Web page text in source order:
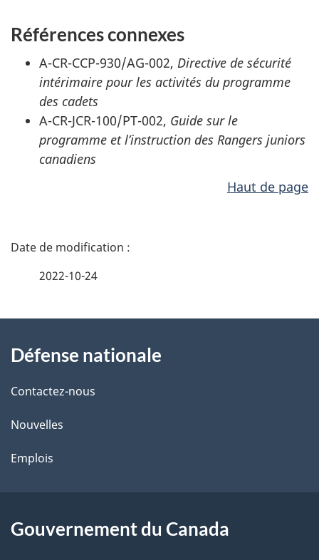
Références connexes
A-CR-CCP-930/AG-002, Directive de sécurité
intérimaire pour les activités du programme
des cadets
A-CR-JCR-100/PT-002, Guide sur le
programme et l’instruction des Rangers juniors
canadiens
Haut de page
D
i
l
s
d
l
2022-10-24
propos
de
ce
site
Défense nationale
Contactez-nous
Nouvelles
Emplois
Gouvernement du Canada